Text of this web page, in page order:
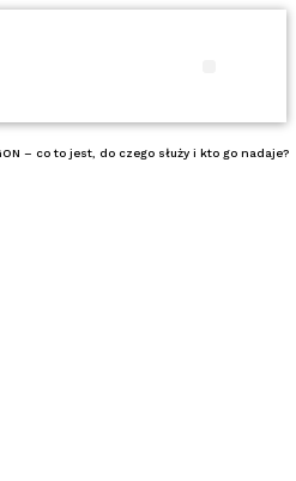
– co to jest, do czego służy i kto go nadaje?